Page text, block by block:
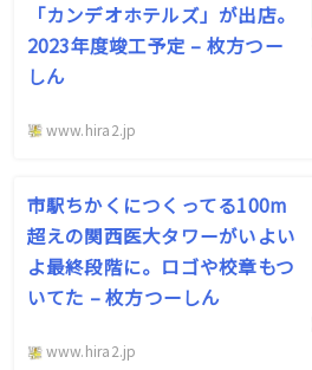
「カンデオホテルズ」が出店。
2023年度竣工予定 – 枚方つー
しん
www.hira2.jp
市駅ちかくにつくってる100m
超えの関西医大タワーがいよい
よ最終段階に。ロゴや校章もつ
いてた – 枚方つーしん
www.hira2.jp